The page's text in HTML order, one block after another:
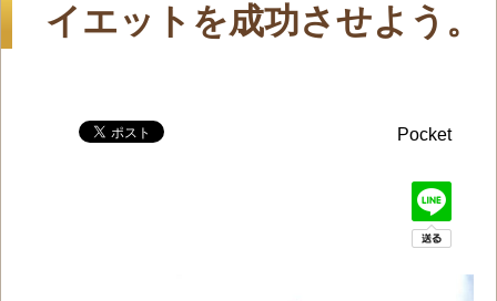
イエットを成功させよう。
Pocket